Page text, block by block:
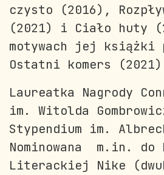
czysto (2016),
(2021) i Ciało huty
motywach jej książki
Ostatni komers
Laureatka Nagrody
im. Witolda
Stypendium im.
Nominowana m.in. do
Literackiej Nike